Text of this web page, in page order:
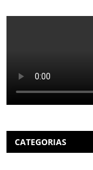
CATEGORIAS